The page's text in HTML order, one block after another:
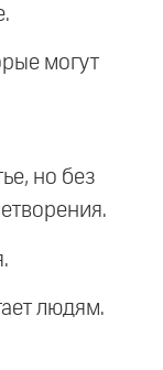
могут
но без
людям.